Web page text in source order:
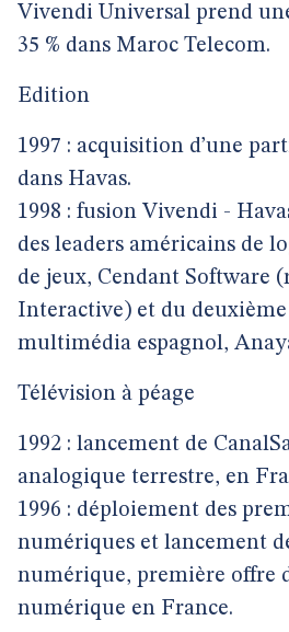
Vivendi Universal prend
35 % dans Maroc Telecom.
Edition
1997 : acquisition d’une
dans Havas.
1998 : fusion Vivendi -
des leaders américains de
de jeux, Cendant Software
Interactive) et du
multimédia espagnol,
Télévision à péage
1992 : lancement de
analogique terrestre, en
1996 : déploiement des
numériques et lancement
numérique, première offre
numérique en France.